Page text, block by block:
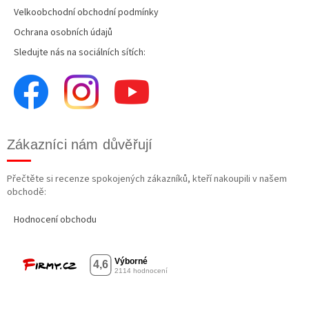
Velkoobchodní obchodní podmínky
Ochrana osobních údajů
Sledujte nás na sociálních sítích:
Zákazníci nám důvěřují
Přečtěte si recenze spokojených zákazníků, kteří nakoupili v našem
obchodě:
Hodnocení obchodu